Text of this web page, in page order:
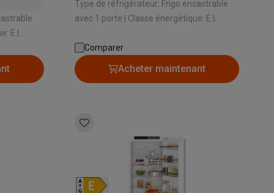
et socles
de
Type de réfrigérateur: Frigo encastrable
avec 1 porte | Classe énergétique: E |
d'encastrement: 1225 mm | Système de
refroidissement: Dynamique
Comparer
Acheter maintenant